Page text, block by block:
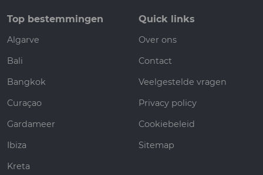
Top bestemmingen
Algarve
Bali
Bangkok
Curaçao
Gardameer
Ibiza
Kreta
Quick links
Over ons
Contact
Veelgestelde vragen
Privacy policy
Cookiebeleid
Sitemap